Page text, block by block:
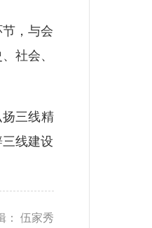
，与会
社会、
三线精
线建设
： 伍家秀